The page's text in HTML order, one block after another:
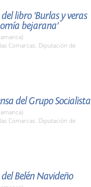
libro 'Burlas y veras
bejarana'
Comarcas. Diputación de
del Grupo Socialista
Comarcas. Diputación de
Belén Navideño